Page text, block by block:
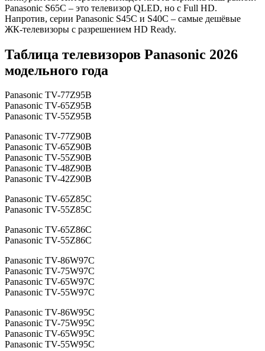
Panasonic S65C – это телевизор QLED, но с Full HD.
Напротив, серии Panasonic S45C и S40С – самые дешёвые
ЖК-телевизоры с разрешением HD Ready.
Таблица телевизоров Panasonic 2026
модельного года
Panasonic TV-77Z95B
Panasonic TV-65Z95B
Panasonic TV-55Z95B
Panasonic TV-77Z90B
Panasonic TV-65Z90B
Panasonic TV-55Z90B
Panasonic TV-48Z90B
Panasonic TV-42Z90B
Panasonic TV-65Z85C
Panasonic TV-55Z85C
Panasonic TV-65Z86C
Panasonic TV-55Z86C
Panasonic TV-86W97C
Panasonic TV-75W97C
Panasonic TV-65W97C
Panasonic TV-55W97C
Panasonic TV-86W95C
Panasonic TV-75W95C
Panasonic TV-65W95C
Panasonic TV-55W95C